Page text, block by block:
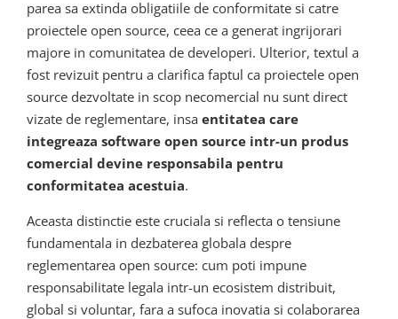
parea sa extinda obligatiile de conformitate si catre
proiectele open source, ceea ce a generat ingrijorari
majore in comunitatea de developeri. Ulterior, textul a
fost revizuit pentru a clarifica faptul ca proiectele open
source dezvoltate in scop necomercial nu sunt direct
vizate de reglementare, insa entitatea care
integreaza software open source intr-un produs
comercial devine responsabila pentru
conformitatea acestuia.
Aceasta distinctie este cruciala si reflecta o tensiune
fundamentala in dezbaterea globala despre
reglementarea open source: cum poti impune
responsabilitate legala intr-un ecosistem distribuit,
global si voluntar, fara a sufoca inovatia si colaborarea